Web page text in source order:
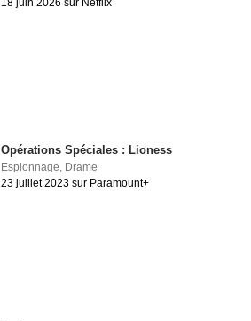
18 juin 2026 sur Netflix
Opérations Spéciales : Lioness
Espionnage Drame
23 juillet 2023 sur Paramount+